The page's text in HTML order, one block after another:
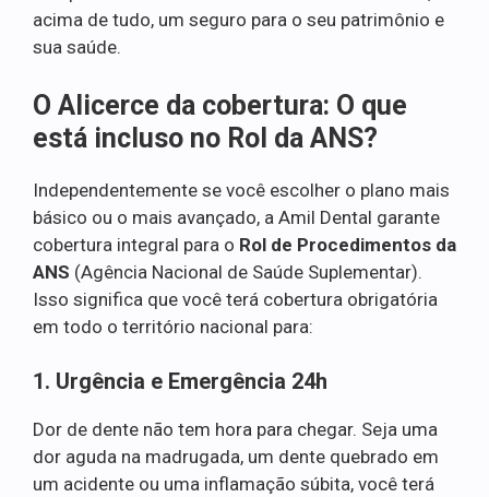
acima de tudo, um seguro para o seu patrimônio e
sua saúde.
O Alicerce da cobertura: O que
está incluso no Rol da ANS?
Independentemente se você escolher o plano mais
básico ou o mais avançado, a Amil Dental garante
cobertura integral para o Rol de Procedimentos da
ANS (Agência Nacional de Saúde Suplementar).
Isso significa que você terá cobertura obrigatória
em todo o território nacional para:
1. Urgência e Emergência 24h
Dor de dente não tem hora para chegar. Seja uma
dor aguda na madrugada, um dente quebrado em
um acidente ou uma inflamação súbita, você terá